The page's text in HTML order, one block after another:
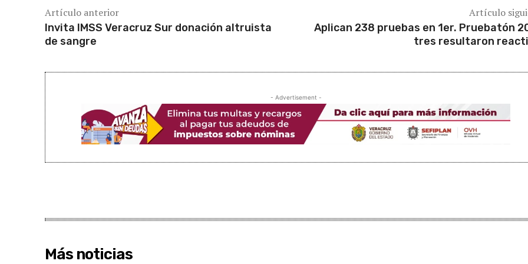
Artículo anterior
Invita IMSS Veracruz Sur donación altruista
de sangre
Artículo
Aplican 238 pruebas en 1er. Pruebatón
tres resultaron
- Advertisement -
Más noticias